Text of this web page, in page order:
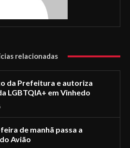
relacionadas
da Prefeitura e autoriza
LGBTQIA+ em Vinhedo
de manhã passa a
Avião